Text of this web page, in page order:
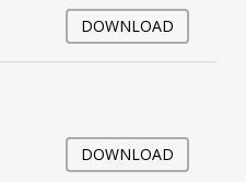
DOWNLOAD
DOWNLOAD